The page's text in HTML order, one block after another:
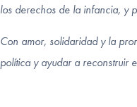
los derechos de la infancia, y
Con amor, solidaridad y la
política y ayudar a reconstruir